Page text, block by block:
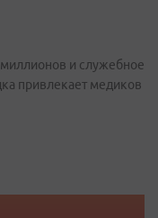
и служебное
привлекает медиков